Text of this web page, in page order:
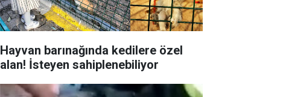
Hayvan barınağında kedilere özel
alan! İsteyen sahiplenebiliyor